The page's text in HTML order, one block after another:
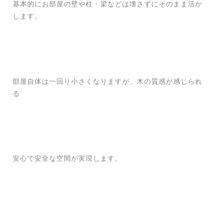
基本的にお部屋の壁や柱・梁などは壊さずにそのまま活か
します。
部屋自体は一回り小さくなりますが、木の質感が感じられ
る
安心で安全な空間が実現します。